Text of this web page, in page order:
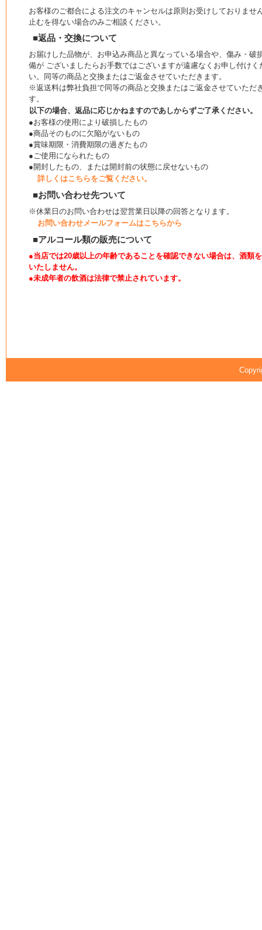
お客様のご都合による注文のキャンセルは原則お受けしておりませ
止むを得ない場合のみご相談ください。
■返品・交換について
お届けした品物が、お申込み商品と異なっている場合や、傷み・破
備が ございましたらお手数ではございますが遠慮なくお申し付けく
い。同等の商品と交換またはご返金させていただきます。
※返送料は弊社負担で同等の商品と交換またはご返金させていただ
す。
以下の場合、返品に応じかねますのであしからずご了承ください。
●お客様の使用により破損したもの
●商品そのものに欠陥がないもの
●賞味期限・消費期限の過ぎたもの
●ご使用になられたもの
●開封したもの、または開封前の状態に戻せないもの
詳しくはこちらをご覧ください。
■お問い合わせ先ついて
※休業日のお問い合わせは翌営業日以降の回答となります。
お問い合わせメールフォームはこちらから
■アルコール類の販売について
●当店では20歳以上の年齢であることを確認できない場合は、酒類
いたしません。
●未成年者の飲酒は法律で禁止されています。